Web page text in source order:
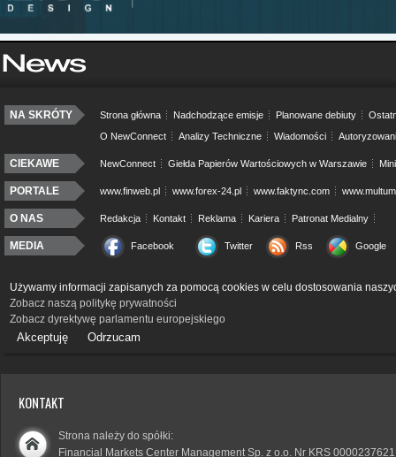
NA SKRÓTY Strona główna Nadchodzące emisje Planowane debiuty
O NewConnect
Analizy Techniczne Wiadomości
CIEKAWE NewConnect Giełda Papierów Wartościowych w Warszawie
PORTALE www.finweb.pl www.forex-24.pl www.faktync.com
O NAS Redakcja Kontakt Reklama Kariera Patronat Medialny
MEDIA Facebook Twitter Rss Google
Używamy informacji zapisanych za pomocą cookies w celu dostosowania
Zobacz naszą politykę prywatności
Zobacz dyrektywę parlamentu europejskiego
Akceptuję Odrzucam
KONTAKT
Strona należy do spółki:
Financial Markets Center Management Sp. z o.o. Nr KRS 0000237621